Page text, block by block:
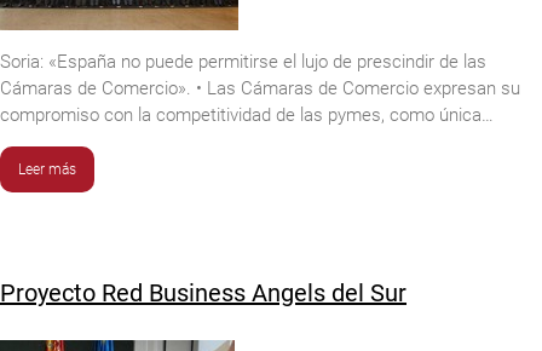
Soria: «España no puede permitirse el lujo de prescindir de las
Cámaras de Comercio». • Las Cámaras de Comercio expresan su
compromiso con la competitividad de las pymes, como única…
Leer más
Proyecto Red Business Angels del Sur